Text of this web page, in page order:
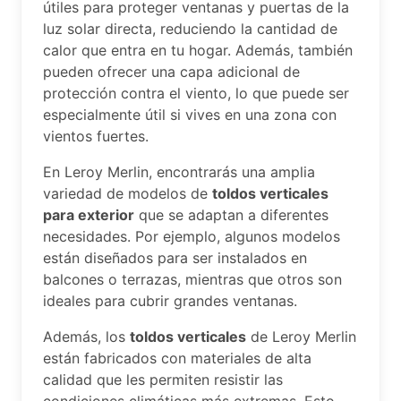
útiles para proteger ventanas y puertas de la
luz solar directa, reduciendo la cantidad de
calor que entra en tu hogar. Además, también
pueden ofrecer una capa adicional de
protección contra el viento, lo que puede ser
especialmente útil si vives en una zona con
vientos fuertes.
En Leroy Merlin, encontrarás una amplia
variedad de modelos de toldos verticales
para exterior que se adaptan a diferentes
necesidades. Por ejemplo, algunos modelos
están diseñados para ser instalados en
balcones o terrazas, mientras que otros son
ideales para cubrir grandes ventanas.
Además, los toldos verticales de Leroy Merlin
están fabricados con materiales de alta
calidad que les permiten resistir las